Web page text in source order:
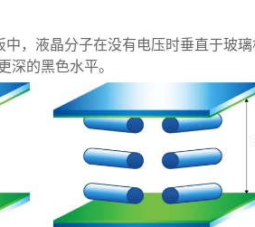
，液晶分子在没有电压时垂直于玻
深的黑色水平。